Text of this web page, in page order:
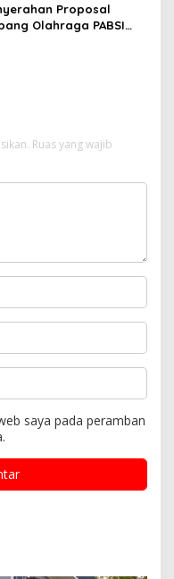
Proposal
Olahraga PABSI
Ruas yang wajib
saya pada peramban